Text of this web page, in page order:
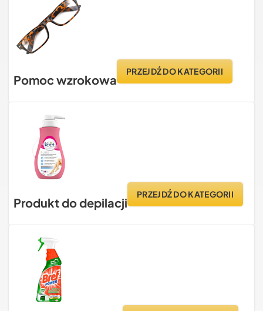
Pomoc wzrokowa
PRZEJDŹ DO KATEGORII
Produkt do depilacji
PRZEJDŹ DO KATEGORII